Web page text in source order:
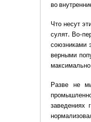
во
Что несут
сулят. Во-
союзниками
верными
Разве не
заведениях